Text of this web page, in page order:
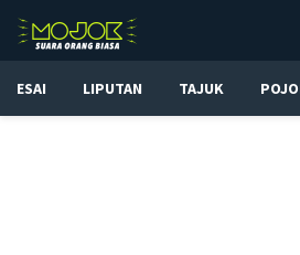
ESAI LIPUTAN TAJUK